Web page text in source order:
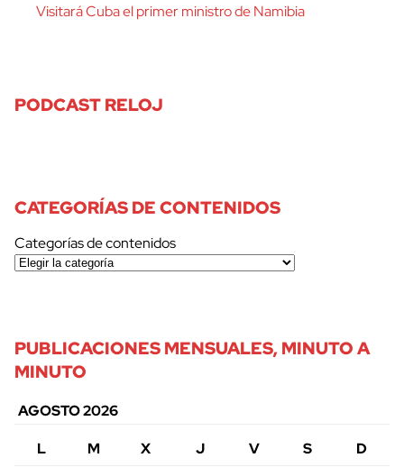
Visitará Cuba el primer ministro de Namibia
PODCAST RELOJ
CATEGORÍAS DE CONTENIDOS
Categorías de contenidos
PUBLICACIONES MENSUALES, MINUTO A
MINUTO
AGOSTO 2026
L
M X J V S D